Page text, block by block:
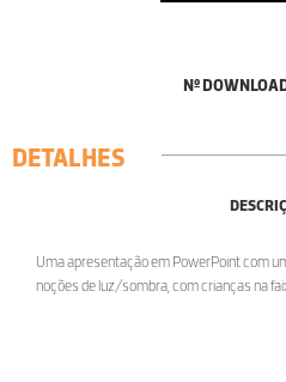
Nº
DETALHES
Uma apresentação em PowerPoint com
noções de luz/sombra, com crianças na